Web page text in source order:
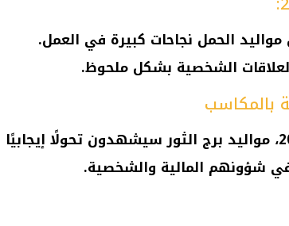
الحمل نجاحات كبيرة في العمل.
الشخصية بشكل ملحوظ.
مواليد برج الثورسيشهدون تحولًا إيجابيًا
في شؤونهم المالية والشخصية.